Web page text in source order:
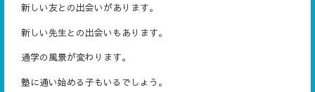
新しい友との出会いがあります。
新しい先生との出会いもあります。
通学の風景が変わります。
塾に通い始める子もいるでしょう。